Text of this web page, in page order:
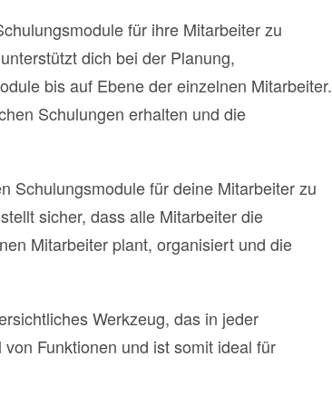
für ihre Mitarbeiter zu
dich bei der Planung,
bis auf Ebene der einzelnen Mitarbeiter.
Schulungen erhalten und die
Schulungsmodule für deine Mitarbeiter zu
sicher, dass alle Mitarbeiter die
Mitarbeiter plant, organisiert und die
Werkzeug, das in jeder
Funktionen und ist somit ideal für